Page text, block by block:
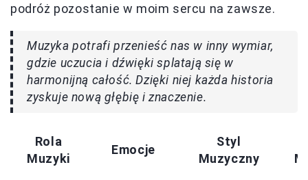
podróż pozostanie w moim sercu na zawsze.
Muzyka potrafi przenieść nas w inny wymiar,
gdzie uczucia i dźwięki splatają się w
harmonijną całość. Dzięki niej każda historia
zyskuje nową głębię i znaczenie.
Rola
Muzyki
Emocje
Styl
Muzyczny